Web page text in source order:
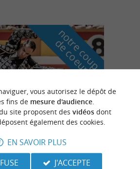
n
o
t
r
e
c
o
u
p
d
e
c
o
e
u
r
Emotions
à Dax
vous autorisez le dépôt de
fins de mesure d'audience.
site proposent des vidéosdont
également des cookies.
EN SAVOIR PLUS
J'ACCEPTE